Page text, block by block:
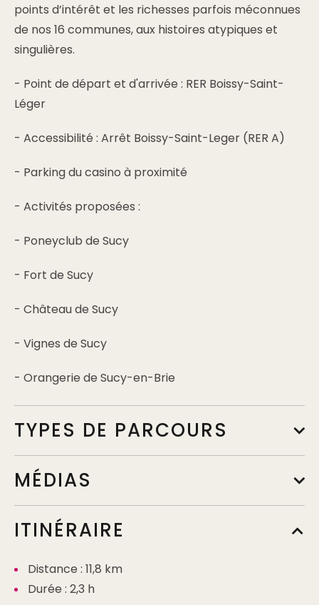
points d’intérêt et les richesses parfois méconnues
de nos 16 communes, aux histoires atypiques et
singulières.
- Point de départ et d'arrivée : RER Boissy-Saint-
Léger
- Accessibilité : Arrêt Boissy-Saint-Leger (RER A)
- Parking du casino à proximité
- Activités proposées :
- Poneyclub de Sucy
- Fort de Sucy
- Château de Sucy
- Vignes de Sucy
- Orangerie de Sucy-en-Brie
TYPES DE PARCOURS
MÉDIAS
ITINÉRAIRE
Distance : 11,8 km
Durée : 2,3 h